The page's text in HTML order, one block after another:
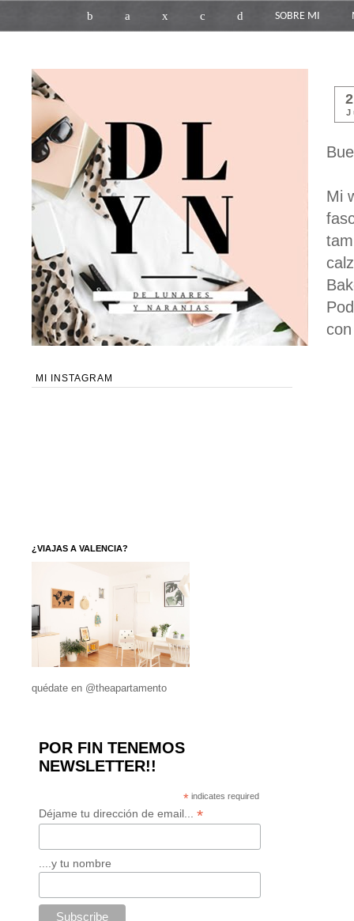
b a x c d SOBRE MI
Mi
MI INSTAGRAM
¿VIAJAS A VALENCIA?
quédate en @theapartamento
POR FIN TENEMOS
NEWSLETTER!!
* indicates required
Déjame tu dirección de email... *
....y tu nombre